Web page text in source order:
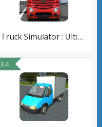
Truck Simulator : Ultimate
3.4